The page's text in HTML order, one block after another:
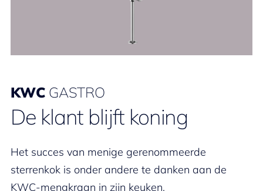
KWC GASTRO
De klant blijft koning
Het succes van menige gerenommeerde
sterrenkok is onder andere te danken aan de
KWC-mengkraan in zijn keuken.